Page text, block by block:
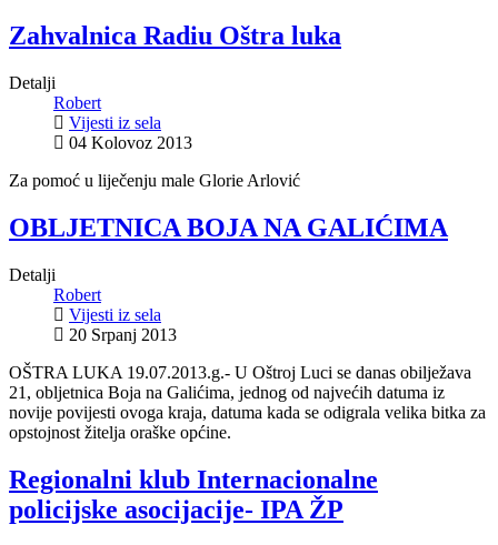
Zahvalnica Radiu Oštra luka
Detalji
Robert
Vijesti iz sela
04 Kolovoz 2013
Za pomoć u liječenju male Glorie Arlović
OBLJETNICA BOJA NA GALIĆIMA
Detalji
Robert
Vijesti iz sela
20 Srpanj 2013
OŠTRA LUKA 19.07.2013.g.- U Oštroj Luci se danas obilježava
21, obljetnica Boja na Galićima, jednog od najvećih datuma iz
novije povijesti ovoga kraja, datuma kada se odigrala velika bitka za
opstojnost žitelja oraške općine.
Regionalni klub Internacionalne
policijske asocijacije- IPA ŽP